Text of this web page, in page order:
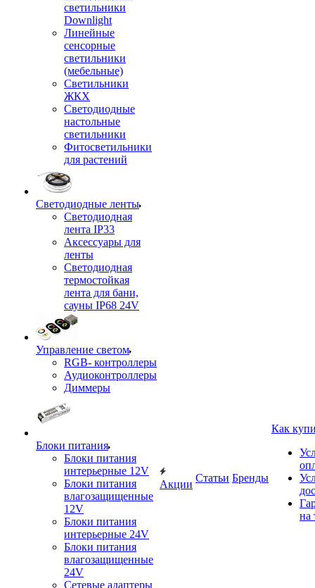
светильники
Downlight
Линейные
сенсорные
светильники
(мебельные)
Светильники
ЖКХ
Светодиодные
настольные
светильники
Фитосветильники
для растений
Светодиодные ленты
Светодиодная
лента IP33
Аксессуары для
ленты
Светодиодная
термостойкая
лента для бани,
сауны IP68 24V
Управление светом
RGB- контроллеры
Аудиоконтроллеры
Диммеры
Блоки питания
Блоки питания
интерьерные 12V
Блоки питания
влагозащищенные
12V
Блоки питания
интерьерные 24V
Блоки питания
влагозащищенные
24V
Сетевые адаптеры
Акции
Статьи Бренды
Как
на